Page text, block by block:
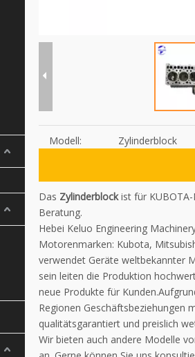
Modell: Zylinderblock
Das Zylinderblockist für KUBOTA-
Beratung.
Hebei Keluo Engineering
Motorenmarken: Kubota,
verwendet Geräte weltbekannter
sein leiten die Produktion
neue Produkte für
Regionen Geschäftsbeziehungen
qualitätsgarantiert und preislich
Wir bieten auch andere Modelle